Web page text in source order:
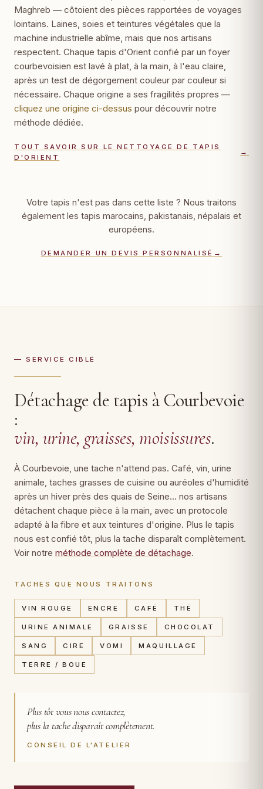
Maghreb — côtoient des pièces rapportées de voyages
lointains. Laines, soies et teintures végétales que la
machine industrielle abîme, mais que nos artisans
respectent. Chaque tapis d'Orient confié par un foyer
courbevoisien est lavé à plat, à la main, à l'eau claire,
après un test de dégorgement couleur par couleur si
nécessaire. Chaque origine a ses fragilités propres —
cliquez une origine ci-dessus pour découvrir notre
méthode dédiée.
TOUT SAVOIR SUR LE NETTOYAGE DE TAPIS
D'ORIENT
→
Votre tapis n'est pas dans cette liste ? Nous traitons
également les tapis marocains, pakistanais, népalais et
européens.
DEMANDER UN DEVIS PERSONNALISÉ →
— SERVICE CIBLÉ
Détachage de tapis à Courbevoie
:
vin, urine, graisses, moisissures.
À Courbevoie, une tache n'attend pas. Café, vin, urine
animale, taches grasses de cuisine ou auréoles d'humidité
après un hiver près des quais de Seine… nos artisans
détachent chaque pièce à la main, avec un protocole
adapté à la fibre et aux teintures d'origine. Plus le tapis
nous est confié tôt, plus la tache disparaît complètement.
Voir notre méthode complète de détachage
TACHES QUE NOUS TRAITONS
VIN ROUGE ENCRE CAFÉ THÉ
URINE ANIMALE GRAISSE CHOCOLAT
SANG CIRE VOMI MAQUILLAGE
TERRE / BOUE
Plus tôt vous nous contactez,
plus la tache disparaît complètement.
CONSEIL DE L'ATELIER